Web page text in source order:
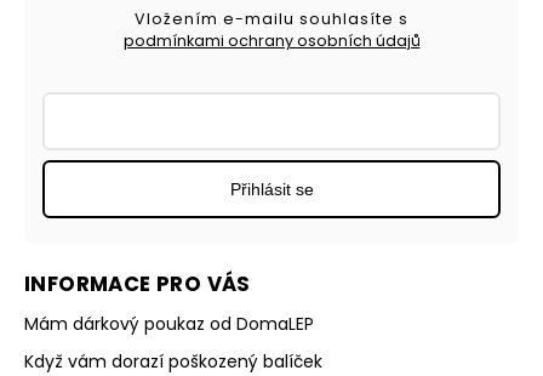
INFORMACE PRO VÁS
Mám dárkový poukaz od DomaLEP
Když vám dorazí poškozený balíček
Vložením e-mailu souhlasíte s
podmínkami ochrany osobních údajů
Přihlásit se